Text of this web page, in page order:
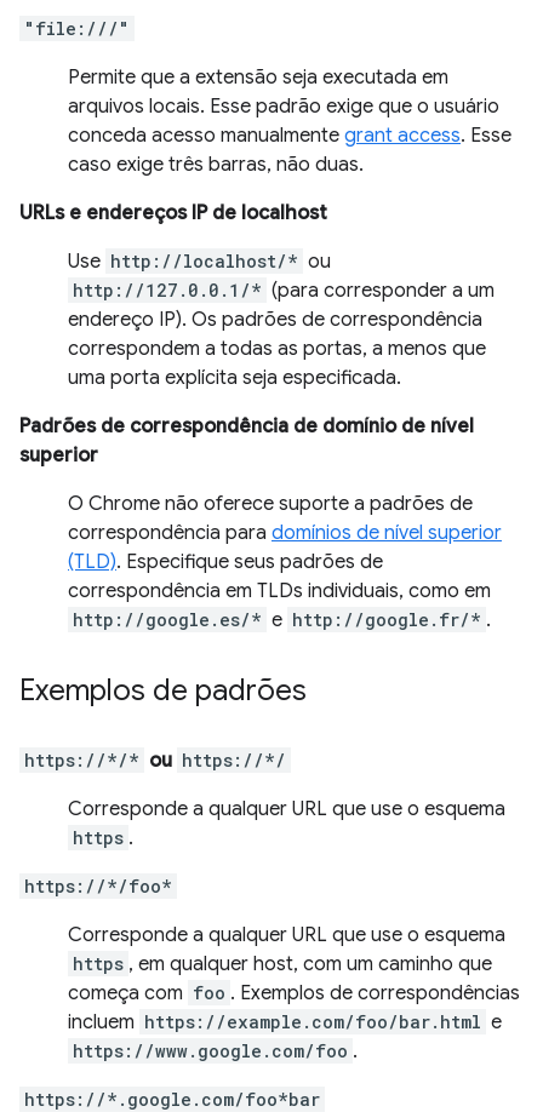
"file:///"
Permite que a extensão seja executada em
arquivos locais. Esse padrão exige que o usuário
conceda acesso manualmente grant access. Esse
caso exige três barras, não duas.
URLs e endereços IP de localhost
Use http://localhost/* ou
http://127.0.0.1/* (para corresponder a um
endereço IP). Os padrões de correspondência
correspondem a todas as portas, a menos que
uma porta explícita seja especificada.
Padrões de correspondência de domínio de nível
superior
O Chrome não oferece suporte a padrões de
correspondência para domínios de nível superior
(TLD). Especifique seus padrões de
correspondência em TLDs individuais, como em
http://google.es/* e http://google.fr/* .
Exemplos de padrões
https://*/* ou https://*/
Corresponde a qualquer URL que use o esquema
https .
https://*/foo*
Corresponde a qualquer URL que use o esquema
https , em qualquer host, com um caminho que
começa com foo . Exemplos de correspondências
incluem https://example.com/foo/bar.html e
https://www.google.com/foo .
https://*.google.com/foo*bar